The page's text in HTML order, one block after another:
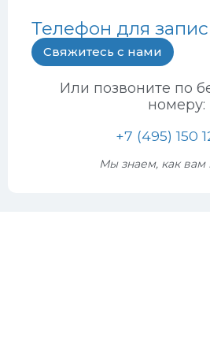
Телефон для
Свяжитесь с нами
Или позвоните по
номеру:
+7 (495) 150
Мы знаем, как вам